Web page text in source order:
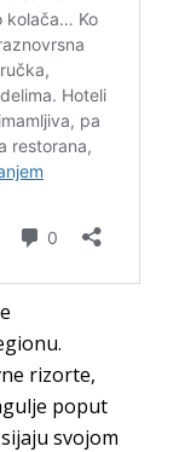
rizorte,
poput
svojom